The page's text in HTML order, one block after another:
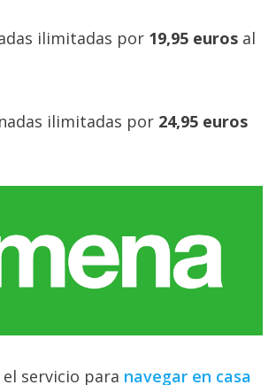
ilimitadas por 19,95 euros al
ilimitadas por 24,95 euros
servicio para navegar en casa